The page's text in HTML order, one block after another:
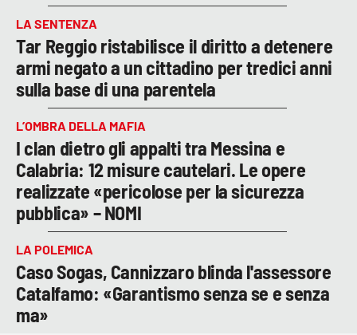
LA SENTENZA
Tar Reggio ristabilisce il diritto a detenere
armi negato a un cittadino per tredici anni
sulla base di una parentela
L’OMBRA DELLA MAFIA
I clan dietro gli appalti tra Messina e
Calabria: 12 misure cautelari. Le opere
realizzate «pericolose per la sicurezza
pubblica» – NOMI
LA POLEMICA
Caso Sogas, Cannizzaro blinda l'assessore
Catalfamo: «Garantismo senza se e senza
ma»